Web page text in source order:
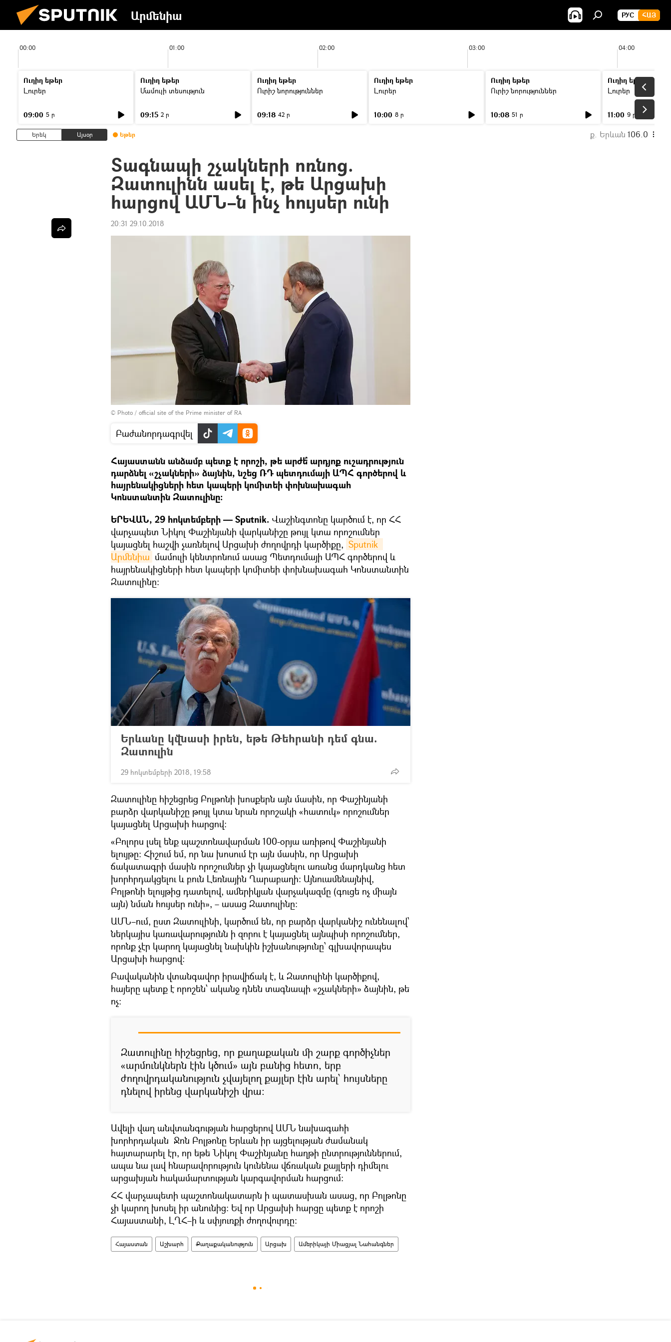
Արմենիա РУС ՀԱՅ
00:00 01:00 02:00 03:00 04:00
Ուղիղ եթեր
Լուրեր
09:00 5 ր
Ուղիղ եթեր
Մամուլի տեսություն
09:15 2 ր
Ուղիղ եթեր
Ուրիշ նորություններ
09:18 42 ր
Ուղիղ եթեր
Լուրեր
10:00 8 ր
Ուղիղ եթեր
Ուրիշ նորություններ
10:08 51 ր
Ուղիղ եթեր
Լուրեր
11:00 9 ր
Երեկ Այսօր Եթեր ք. Երևան 106.0
Տագնապի շչակների ոռնոց.
Զատուլինն ասել է, թե Արցախի
հարցով ԱՄՆ–ն ինչ հույսեր ունի
20:31 29.10.2018
© Photo / official site of the Prime minister of RA
Բաժանորդագրվել
Հայաստանն անձամբ պետք է որոշի, թե արժե՞ արդյոք ուշադրություն
դարձնել «շչակների» ձայնին, նշեց ՌԴ պետդումայի ԱՊՀ գործերով և
հայրենակիցների հետ կապերի կոմիտեի փոխնախագահ
Կոնստանտին Զատուլինը։
ԵՐԵՎԱՆ, 29 հոկտեմբերի — Sputnik. Վաշինգտոնը կարծում է, որ ՀՀ
վարչապետ Նիկոլ Փաշինյանի վարկանիշը թույլ կտա որոշումներ
կայացնել հաշվի չառնելով Արցախի ժողովրդի կարծիքը, Sputnik
Արմենիա մամուլի կենտրոնում ասաց Պետդումայի ԱՊՀ գործերով և
հայրենակիցների հետ կապերի կոմիտեի փոխնախագահ Կոնստանտին
Զատուլինը։
Երևանը կվնասի իրեն, եթե Թեհրանի դեմ գնա.
Զատուլին
29 հոկտեմբերի 2018, 19:58
Զատուլինը հիշեցրեց Բոլթոնի խոսքերն այն մասին, որ Փաշինյանի
բարձր վարկանիշը թույլ կտա նրան որոշակի «հատուկ» որոշումներ
կայացնել Արցախի հարցով։
«Բոլորս լսել ենք պաշտոնավարման 100-օրյա առիթով Փաշինյանի
ելույթը։ Հիշում եմ, որ նա խոսում էր այն մասին, որ Արցախի
ճակատագրի մասին որոշումներ չի կայացնելու առանց մարդկանց հետ
խորհրդակցելու և բուն Լեռնային Ղարաբաղի։ Այնուամենայնիվ,
Բոլթոնի ելույթից դատելով, ամերիկյան վարչակազմը (գուցե ոչ միայն
այն) նման հույսեր ունի», – ասաց Զատուլինը։
ԱՄՆ–ում, ըստ Զատուլինի, կարծում են, որ բարձր վարկանիշ ունենալով՝
ներկայիս կառավարությունն ի զորու է կայացնել այնպիսի որոշումներ,
որոնք չէր կարող կայացնել նախկին իշխանությունը՝ գլխավորապես
Արցախի հարցով։
Բավականին վտանգավոր իրավիճակ է, և Զատուլինի կարծիքով,
հայերը պետք է որոշեն՝ ականջ դնեն տագնապի «շչակների» ձայնին, թե
ոչ։
Զատուլինը հիշեցրեց, որ քաղաքական մի շարք գործիչներ
«արմունկներն էին կծում» այն բանից հետո, երբ
ժողովրդականություն չվայելող քայլեր էին արել՝ հույսները
դնելով իրենց վարկանիշի վրա։
Ավելի վաղ անվտանգության հարցերով ԱՄՆ նախագահի
խորհրդական Ջոն Բոլթոնը Երևան իր այցելության ժամանակ
հայտարարել էր, որ եթե Նիկոլ Փաշինյանը հաղթի ընտրություններում,
ապա նա լավ հնարավորություն կունենա վճռական քայլերի դիմելու
արցախյան հակամարտության կարգավորման հարցում։
ՀՀ վարչապետի պաշտոնակատարն ի պատասխան ասաց, որ Բոլթոնը
չի կարող խոսել իր անունից։ Եվ որ Արցախի հարցը պետք է որոշի
Հայաստանի, ԼՂՀ–ի և սփյուռքի ժողովուրդը։
Հայաստան Աշխարհ Քաղաքականություն Արցախ Ամերիկայի Միացյալ Նահանգներ